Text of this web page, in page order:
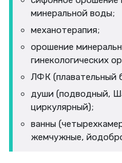
минеральной воды;
механотерапия;
орошение
гинекологических
ЛФК (плавательный
души (подводный,
циркулярный);
ванны
жемчужные,